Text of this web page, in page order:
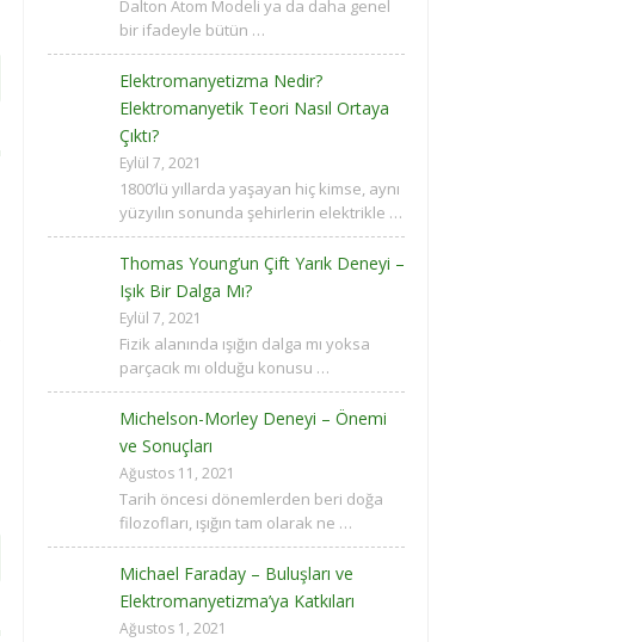
Dalton Atom Modeli ya da daha genel
bir ifadeyle bütün …
Elektromanyetizma Nedir?
Elektromanyetik Teori Nasıl Ortaya
Çıktı?
Eylül 7, 2021
1800’lü yıllarda yaşayan hiç kimse, aynı
yüzyılın sonunda şehirlerin elektrikle …
Thomas Young’un Çift Yarık Deneyi –
Işık Bir Dalga Mı?
Eylül 7, 2021
Fizik alanında ışığın dalga mı yoksa
parçacık mı olduğu konusu …
Michelson-Morley Deneyi – Önemi
ve Sonuçları
Ağustos 11, 2021
Tarih öncesi dönemlerden beri doğa
filozofları, ışığın tam olarak ne …
Michael Faraday – Buluşları ve
Elektromanyetizma’ya Katkıları
Ağustos 1, 2021